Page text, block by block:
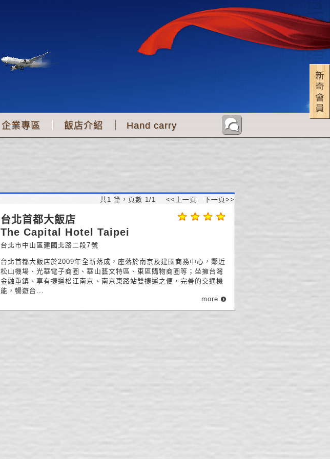
企業專區 飯店介紹 Hand carry
共1 筆，頁數 1/1 <<上一頁 下一頁>>
台北首都大飯店
The Capital Hotel Taipei
台北市中山區建國北路二段7號
台北首都大飯店於2009年全新落成，座落於南京及建國商務中心，鄰近
松山機場、光華電子商圈、華山藝文特區、東區購物商圈等；坐擁台灣
金融重鎮、享有捷運松江南京、南京東路站雙捷運之便，完善的交通機
能，暢遊台...
more